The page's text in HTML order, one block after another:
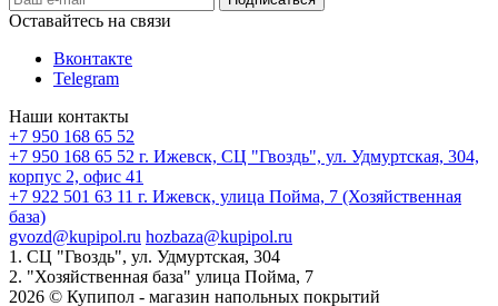
Оставайтесь на связи
Вконтакте
Telegram
Наши контакты
+7 950 168 65 52
+7 950 168 65 52 г. Ижевск, СЦ "Гвоздь", ул. Удмуртская, 304,
корпус 2, офис 41
+7 922 501 63 11 г. Ижевск, улица Пойма, 7 (Хозяйственная
база)
gvozd@kupipol.ru hozbaza@kupipol.ru
1. СЦ "Гвоздь", ул. Удмуртская, 304
2. "Хозяйственная база" улица Пойма, 7
2026 © Купипол - магазин напольных покрытий